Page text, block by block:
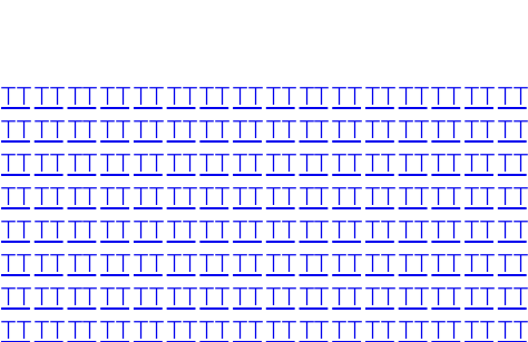
TTTTTTTTTTTTTTTTTTTTTTTTTTTTTTTT
TTTTTTTTTTTTTTTTTTTTTTTTTTTTTTTT
TTTTTTTTTTTTTTTTTTTTTTTTTTTTTTTT
TTTTTTTTTTTTTTTTTTTTTTTTTTTTTTTT
TTTTTTTTTTTTTTTTTTTTTTTTTTTTTTTT
TTTTTTTTTTTTTTTTTTTTTTTTTTTTTTTT
TTTTTTTTTTTTTTTTTTTTTTTTTTTTTTTT
TTTTTTTTTTTTTTTTTTTTTTTTTTTTTTTT